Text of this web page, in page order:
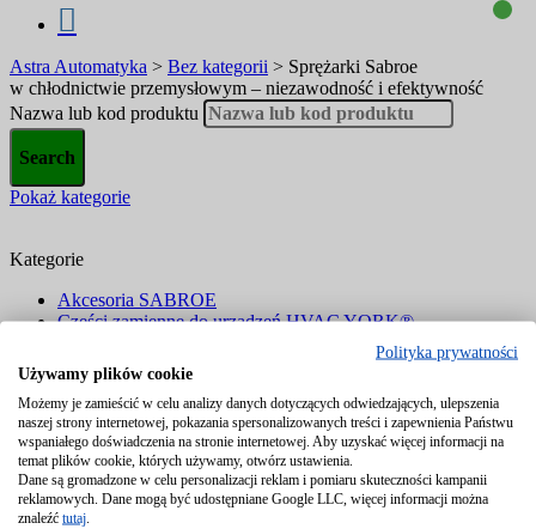
Astra Automatyka > Bez kategorii > Sprężarki Sabroe
w chłodnictwie przemysłowym – niezawodność i efektywność
Nazwa lub kod produktu
Pokaż kategorie
Kategorie
Akcesoria SABROE
Części zamienne do urządzeń HVAC YORK®
Komponenty chłodnicze
Liczniki energii elektrycznej i ciepła
Presostaty
Przemienniki częstotliwości
Przetworniki elektropneumatyczne
Siłowniki
Sterowniki klimakonwektorów i VAV
Polityka prywatności
Używamy plików cookie
Możemy je zamieścić w celu analizy danych dotyczących odwiedzających, ulepszenia
naszej strony internetowej, pokazania spersonalizowanych treści i zapewnienia Państwu
wspaniałego doświadczenia na stronie internetowej. Aby uzyskać więcej informacji na
temat plików cookie, których używamy, otwórz ustawienia.
Dane są gromadzone w celu personalizacji reklam i pomiaru skuteczności kampanii
reklamowych. Dane mogą być udostępniane Google LLC, więcej informacji można
znaleźć tutaj